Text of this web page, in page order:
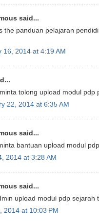
said...
the panduan pelajaran
16, 2014 at 4:19 AM
tolong upload modul pdp
22, 2014 at 6:35 AM
said...
bantuan upload modul
2014 at 3:28 AM
said...
upload modul pdp sejarah
2014 at 10:03 PM